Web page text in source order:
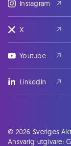
Instagram
X
Youtube
LinkedIn
© 2026 Sveriges
Ansvarig utgivare: